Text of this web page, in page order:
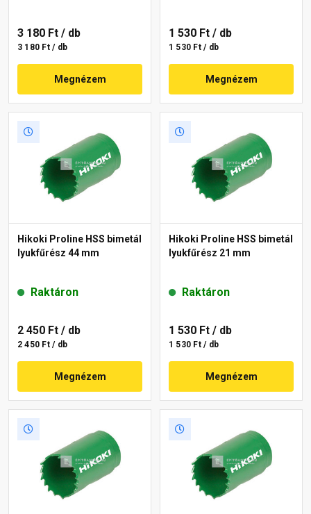
3 180 Ft / db
3 180 Ft / db
Megnézem
1 530 Ft / db
1 530 Ft / db
Megnézem
Hikoki Proline HSS bimetál
lyukfűrész 44 mm
Raktáron
2 450 Ft / db
2 450 Ft / db
Megnézem
Hikoki Proline HSS bimetál
lyukfűrész 21 mm
Raktáron
1 530 Ft / db
1 530 Ft / db
Megnézem